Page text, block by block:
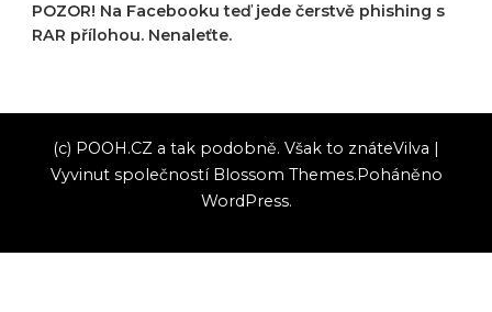
POZOR! Na Facebooku teď jede čerstvě phishing s
RAR přílohou. Nenaleťte.
(c) POOH.CZ a tak podobně. Však to znáteVilva |
Vyvinut společností Blossom Themes.Poháněno
WordPress.